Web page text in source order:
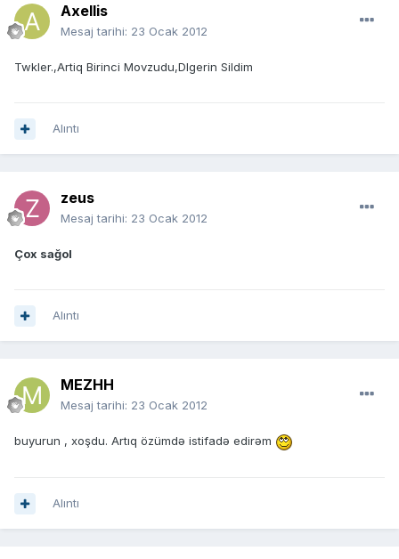
Axellis
Mesaj tarihi: 23 Ocak 2012
Twkler.,Artiq Birinci Movzudu,DIgerin Sildim
Alıntı
zeus
Mesaj tarihi: 23 Ocak 2012
Çox sağol
Alıntı
MEZHH
Mesaj tarihi: 23 Ocak 2012
buyurun , xoşdu. Artıq özümdə istifadə edirəm
Alıntı